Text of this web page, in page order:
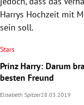
Harrys Hochzeit mit
sein soll.
Stars
Prinz Harry: Darum
besten Freund
Elisabeth Spitzer28.03.2019